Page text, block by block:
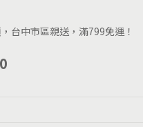
台中市區親送，滿799免運！